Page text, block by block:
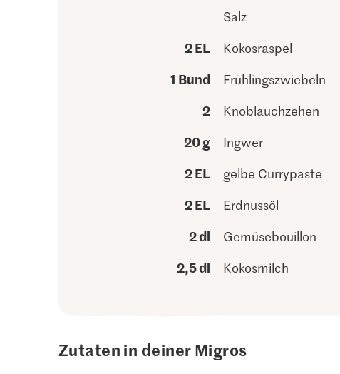
Salz
2 EL Kokosraspel
1 Bund Frühlingszwiebeln
2 Knoblauchzehen
20 g Ingwer
2 EL gelbe Currypaste
2 EL Erdnussöl
2 dl Gemüsebouillon
2,5 dl Kokosmilch
Zutaten in deiner Migros